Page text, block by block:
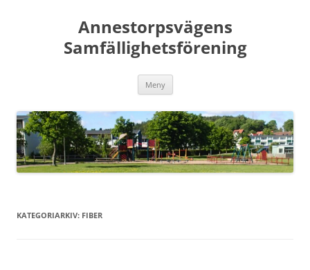
Annestorpsvägens
Samfällighetsförening
Meny
KATEGORIARKIV: FIBER